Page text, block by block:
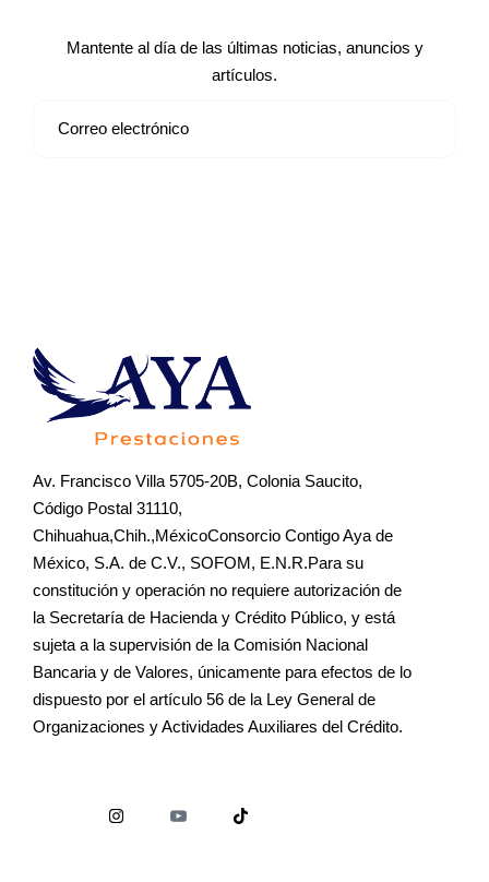
Mantente al día de las últimas noticias, anuncios y
artículos.
Av. Francisco Villa 5705-20B, Colonia Saucito,
Código Postal 31110,
Chihuahua,Chih.,MéxicoConsorcio Contigo Aya de
México, S.A. de C.V., SOFOM, E.N.R.Para su
constitución y operación no requiere autorización de
la Secretaría de Hacienda y Crédito Público, y está
sujeta a la supervisión de la Comisión Nacional
Bancaria y de Valores, únicamente para efectos de lo
dispuesto por el artículo 56 de la Ley General de
Organizaciones y Actividades Auxiliares del Crédito.